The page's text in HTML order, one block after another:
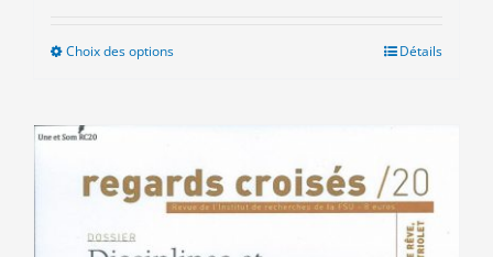
Choix des optionsCe
Les
options
peuvent
être
Détails